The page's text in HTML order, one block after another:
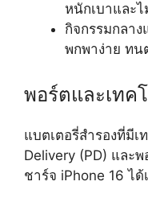
หนักเบาและ
กิจกรรมกลาง
พกพาง่าย ทน
พอร์ตและเทค
แบตเตอรี่สำรองที่มีเ
Delivery (PD) และ
ชาร์จ iPhone 16 ได้